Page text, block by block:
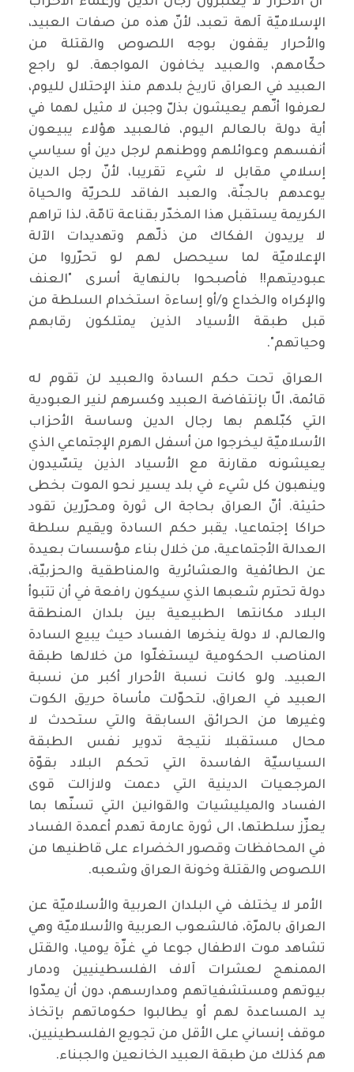
الإسلاميّة آلهة تعبد، لأنّ هذه من صفات العبيد،
والأحرار يقفون بوجه اللصوص والقتلة من
حكّامهم، والعبيد يخافون المواجهة. لو راجع
العبيد في العراق تاريخ بلدهم منذ الإحتلال لليوم،
لعرفوا أنّهم يعيشون بذلّ وجبن لا مثيل لهما في
أية دولة بالعالم اليوم، فالعبيد هؤلاء يبيعون
أنفسهم وعوائلهم ووطنهم لرجل دين أو سياسي
إسلامي مقابل لا شيء تقريبا، لأنّ رجل الدين
يوعدهم بالجنّة، والعبد الفاقد للحريّة والحياة
الكريمة يستقبل هذا المخدّر بقناعة تامّة، لذا تراهم
لا يريدون الفكاك من ذلّهم وتهديدات الآلة
الإعلاميّة لما سيحصل لهم لو تحرّروا من
عبوديتهم!! فأصبحوا بالنهاية أسرى "العنف
والإكراه والخداع و/أو إساءة استخدام السلطة من
قبل طبقة الأسياد الذين يمتلكون رقابهم
وحياتهم".
العراق تحت حكم السادة والعبيد لن تقوم له
قائمة، الّا بإنتفاضة العبيد وكسرهم لنير العبودية
التي كبّلهم بها رجال الدين وساسة الأحزاب
الأسلاميّة ليخرجوا من أسفل الهرم الإجتماعي الذي
يعيشونه مقارنة مع الأسياد الذين يتسّيدون
وينهبون كل شيء في بلد يسير نحو الموت بخطى
حثيثة. أنّ العراق بحاجة الى ثورة ومحرّرين تقود
حراكا إجتماعيا، يقبر حكم السادة ويقيم سلطة
العدالة الأجتماعية، من خلال بناء مؤسسات بعيدة
عن الطائفية والعشائرية والمناطقية والحزبيّة،
دولة تحترم شعبها الذي سيكون رافعة في أن تتبوأ
البلاد مكانتها الطبيعية بين بلدان المنطقة
والعالم، لا دولة ينخرها الفساد حيث يبيع السادة
المناصب الحكومية ليستغلّوا من خلالها طبقة
العبيد. ولو كانت نسبة الأحرار أكبر من نسبة
العبيد في العراق، لتحوّلت مأساة حريق الكوت
وغيرها من الحرائق السابقة والتي ستحدث لا
محال مستقبلا نتيجة تدوير نفس الطبقة
السياسيّة الفاسدة التي تحكم البلاد بقوّة
المرجعيات الدينية التي دعمت ولازالت قوى
الفساد والميليشيات والقوانين التي تسنّها بما
يعزّز سلطتها، الى ثورة عارمة تهدم أعمدة الفساد
في المحافظات وقصور الخضراء على قاطنيها من
اللصوص والقتلة وخونة العراق وشعبه.
الأمر لا يختلف في البلدان العربية والأسلاميّة عن
العراق بالمرّة، فالشعوب العربية والأسلاميّة وهي
تشاهد موت الاطفال جوعا في غزّة يوميا، والقتل
الممنهج لعشرات آلاف الفلسطينيين ودمار
بيوتهم ومستشفياتهم ومدارسهم، دون أن يمدّوا
يد المساعدة لهم أو يطالبوا حكوماتهم بإتخاذ
موقف إنساني على الأقل من تجويع الفلسطينيين،
هم كذلك من طبقة العبيد الخانعين والجبناء.